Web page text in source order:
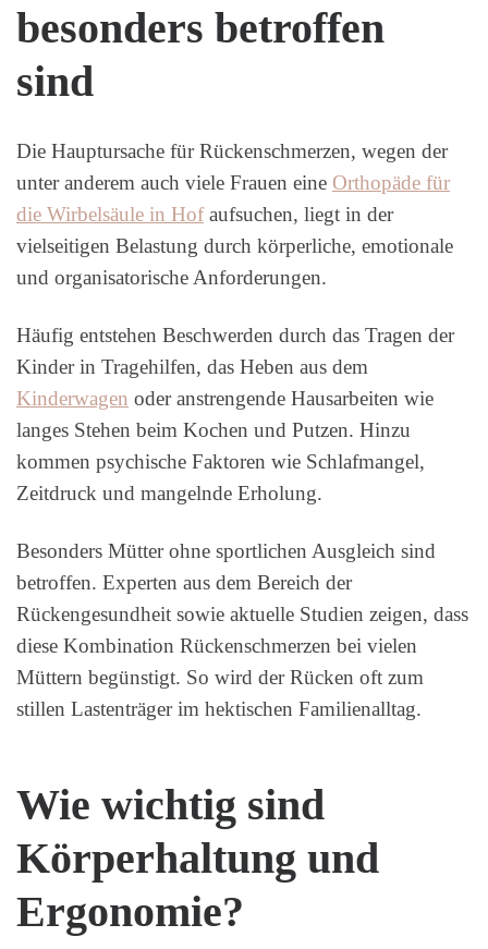
besonders betroffen
sind
Die Hauptursache für Rückenschmerzen, wegen der
unter anderem auch viele Frauen eine Orthopäde für
die Wirbelsäule in Hofaufsuchen, liegt in der
vielseitigen Belastung durch körperliche, emotionale
und organisatorische Anforderungen.
Häufig entstehen Beschwerden durch das Tragen der
Kinder in Tragehilfen, das Heben aus dem
Kinderwagen oder anstrengende Hausarbeiten wie
langes Stehen beim Kochen und Putzen. Hinzu
kommen psychische Faktoren wie Schlafmangel,
Zeitdruck und mangelnde Erholung.
Besonders Mütter ohne sportlichen Ausgleich sind
betroffen. Experten aus dem Bereich der
Rückengesundheit sowie aktuelle Studien zeigen, dass
diese Kombination Rückenschmerzen bei vielen
Müttern begünstigt. So wird der Rücken oft zum
stillen Lastenträger im hektischen Familienalltag.
Wie wichtig sind
Körperhaltung und
Ergonomie?